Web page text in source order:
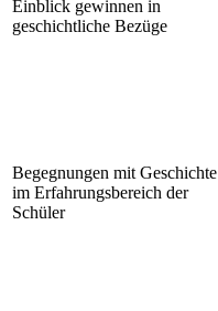
Einblick gewinnen in
geschichtliche Bezüge
Begegnungen mit Geschichte
im Erfahrungsbereich der
Schüler